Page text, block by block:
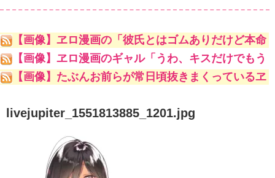
【画像】ヱロ漫画の「彼氏とはゴムありだけど本命
の男とはナマでやってます♥♥♥」
【画像】ヱロ漫画のギャル「うわ、キスだけでもう
こんな勃起してんじゃんｗ」
【画像】たぶんお前らが常日頃抜きまくっているヱ
livejupiter_1551813885_1201.jpg